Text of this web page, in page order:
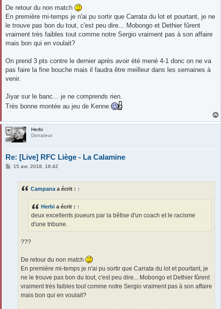
De retour du non match
En première mi-temps je n'ai pu sortir que Carrata du lot et pourtant, je ne
le trouve pas bon du tout, c'est peu dire... Mobongo et Dethier fûrent
vraiment très faibles tout comme notre Sergio vraiment pas à son affaire
mais bon qui en voulait?
On prend 3 pts contre le dernier après avoir été mené 4-1 donc on ne va
pas faire la fine bouche mais il faudra être meilleur dans les semaines à
venir.
Jiyar sur le banc... je ne comprends rien.
Très bonne montée au jeu de Kenne
Herbi
Donateur
Re: [Live] RFC Liège - La Calamine
M
15 avr. 2018, 18:42
Campana a écrit : ↑
Herbi a écrit : ↑
deux excellents joueurs par la bêtise d'un coach et le racisme
d'une tribune.
???
De retour du non match
En première mi-temps je n'ai pu sortir que Carrata du lot et pourtant, je
ne le trouve pas bon du tout, c'est peu dire... Mobongo et Dethier fûrent
vraiment très faibles tout comme notre Sergio vraiment pas à son affaire
mais bon qui en voulait?